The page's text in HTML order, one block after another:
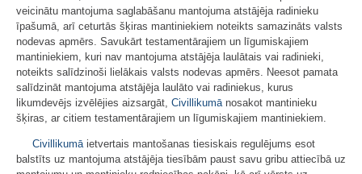
veicinātu mantojuma saglabāšanu mantojuma atstājēja radinieku
īpašumā, arī ceturtās šķiras mantiniekiem noteikts samazināts valsts
nodevas apmērs. Savukārt testamentārajiem un līgumiskajiem
mantiniekiem, kuri nav mantojuma atstājēja laulātais vai radinieki,
noteikts salīdzinoši lielākais valsts nodevas apmērs. Neesot pamata
salīdzināt mantojuma atstājēja laulāto vai radiniekus, kurus
likumdevējs izvēlējies aizsargāt, Civillikumānosakot mantinieku
šķiras, ar citiem testamentārajiem un līgumiskajiem mantiniekiem.
Civillikumāietvertais mantošanas tiesiskais regulējums esot
balstīts uz mantojuma atstājēja tiesībām paust savu gribu attiecībā uz